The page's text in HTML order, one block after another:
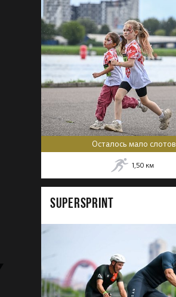
Осталось мало слотов
1,50 км
SUPERSPRINT